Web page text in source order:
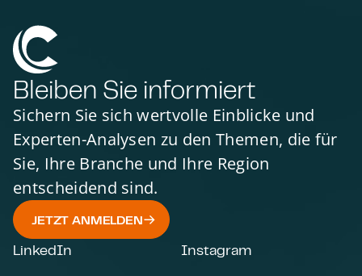
Bleiben Sie informiert
Sichern Sie sich wertvolle Einblicke und
Experten-Analysen zu den Themen, die für
Sie, Ihre Branche und Ihre Region
entscheidend sind.
JETZT ANMELDEN
LinkedIn Instagram